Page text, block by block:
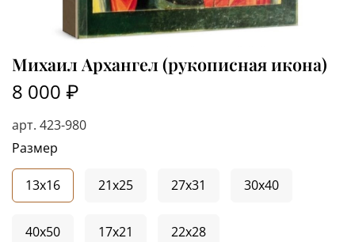
арт. 423-980
Михаил Архангел (рукописная икона)
8 000 ₽
Размер
13x16 21x25 27x31 30x40
40x50 17x21 22x28